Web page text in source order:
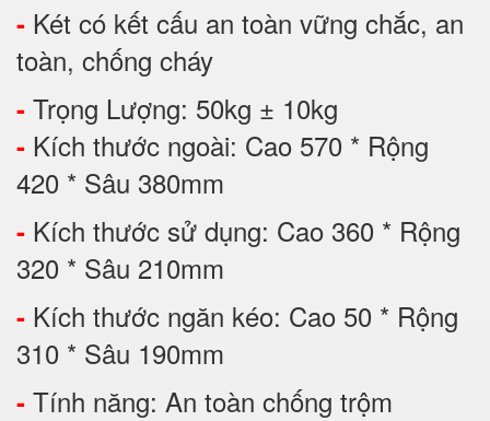
- Két có kết cấu an toàn vững chắc, an
toàn, chống cháy
- Trọng Lượng: 50kg ± 10kg
- Kích thước ngoài: Cao 570 * Rộng
420 * Sâu 380mm
- Kích thước sử dụng: Cao 360 * Rộng
320 * Sâu 210mm
- Kích thước ngăn kéo: Cao 50 * Rộng
310 * Sâu 190mm
- Tính năng: An toàn chống trộm